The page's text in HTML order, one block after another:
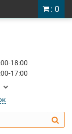
: 0
18:00
17:00